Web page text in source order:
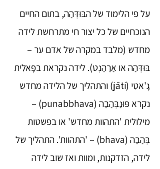
על פי הלימוד של הבּוּדְּהַה, בתום החיים
הנוכחיים של כל יצור חי מתרחשת לידה
מחדש (מלבד במקרה של אדם ער –
בּוּדְּהַה או אַרַהַנְט). לידה נקראת בפָּאלִית
גָ'אטִי (jāti) והתהליך של הלידה מחדש
נקרא פּוּנַבְּהַבַה (punabbhava) –
מילולית 'התהוות מחדש' או בפשטות
בְּהַבַה (bhava) – 'התהוות'. התהליך של
לידה, הזדקנות, ומוות ואז שוב לידה